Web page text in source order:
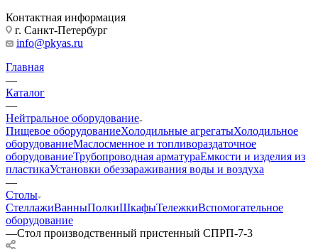
Контактная информация
г. Санкт-Петербург
info@pkyas.ru
Главная
—
Каталог
—
Нейтральное оборудование
Пищевое оборудованиеХолодильные агрегатыХолодильное
оборудованиеМаслосменное и топливораздаточное
оборудованиеТрубопроводная арматураЕмкости и изделия из
пластикаУстановки обеззараживания воды и воздуха
—
Столы
СтеллажиВанныПолкиШкафыТележкиВспомогательное
оборудование
—Стол производственный пристенный СПРП-7-3